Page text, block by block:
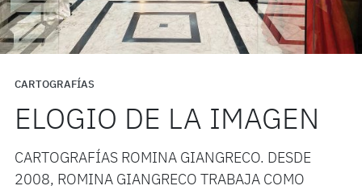
CARTOGRAFÍAS
ELOGIO DE LA IMAGEN
CARTOGRAFÍAS ROMINA GIANGRECO. DESDE
2008, ROMINA GIANGRECO TRABAJA COMO